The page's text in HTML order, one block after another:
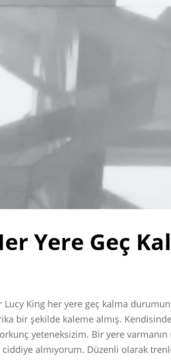
Yere Geç
Lucy King her yere geç kalma
bir şekilde kaleme almış.
yeteneksizim. Bir yere varmanın
ciddiye almıyorum. Düzenli olarak